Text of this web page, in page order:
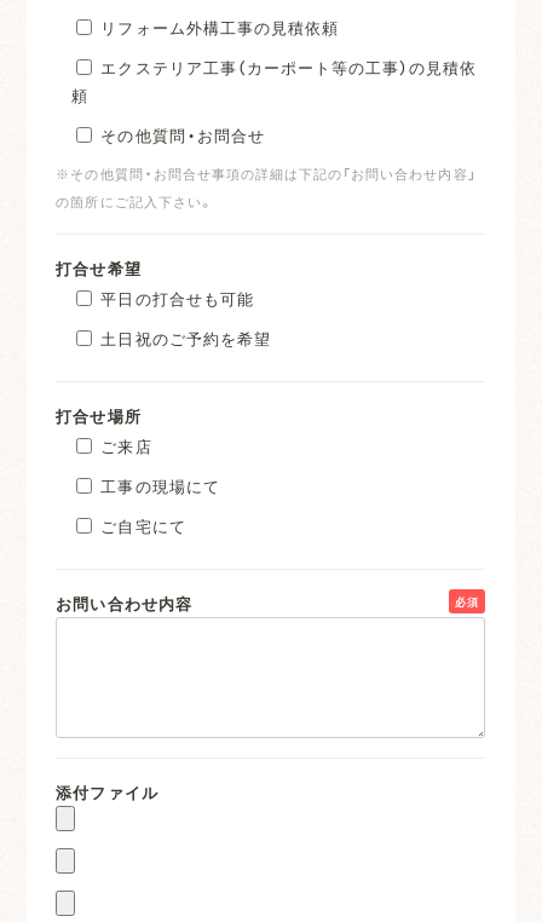
リフォーム外構工事の見積依頼
エクステリア工事（カーポート等の工事）の見積依
頼
その他質問・お問合せ
※その他質問・お問合せ事項の詳細は下記の「お問い合わせ内容」
の箇所にご記入下さい。
打合せ希望
平日の打合せも可能
土日祝のご予約を希望
打合せ場所
ご来店
工事の現場にて
ご自宅にて
お問い合わせ内容 必須
添付ファイル